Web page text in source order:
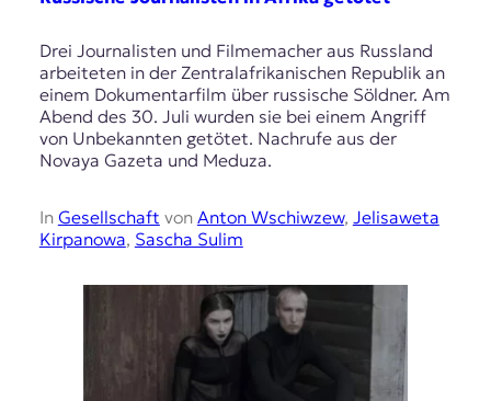
Drei Journalisten und Filmemacher aus Russland
arbeiteten in der Zentralafrikanischen Republik an
einem Dokumentarfilm über russische Söldner. Am
Abend des 30. Juli wurden sie bei einem Angriff
von Unbekannten getötet. Nachrufe aus der
Novaya Gazeta und Meduza.
In Gesellschaft von Anton Wschiwzew, Jelisaweta
Kirpanowa, Sascha Sulim